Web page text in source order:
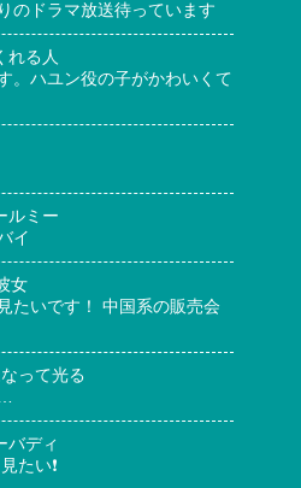
のドラマ放送待っています
れる人
。ハユン役の子がかわいくて
ルミー
イ
女
たいです！ 中国系の販売会
って光る
バディ
たい❗